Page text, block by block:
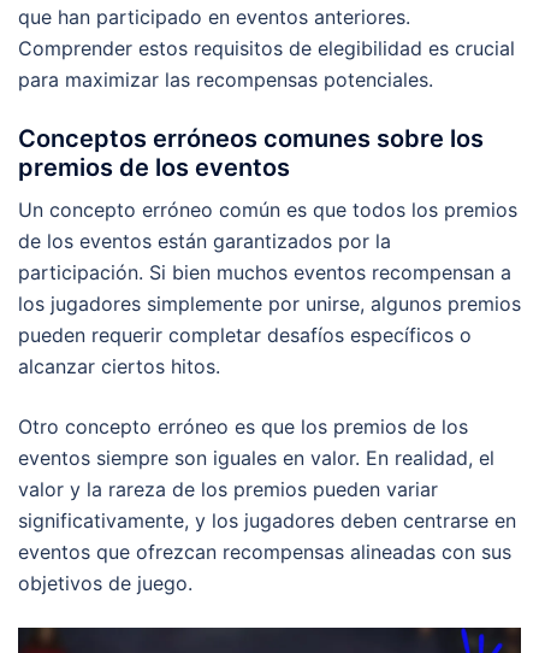
que han participado en eventos anteriores.
Comprender estos requisitos de elegibilidad es crucial
para maximizar las recompensas potenciales.
Conceptos erróneos comunes sobre los
premios de los eventos
Un concepto erróneo común es que todos los premios
de los eventos están garantizados por la
participación. Si bien muchos eventos recompensan a
los jugadores simplemente por unirse, algunos premios
pueden requerir completar desafíos específicos o
alcanzar ciertos hitos.
Otro concepto erróneo es que los premios de los
eventos siempre son iguales en valor. En realidad, el
valor y la rareza de los premios pueden variar
significativamente, y los jugadores deben centrarse en
eventos que ofrezcan recompensas alineadas con sus
objetivos de juego.